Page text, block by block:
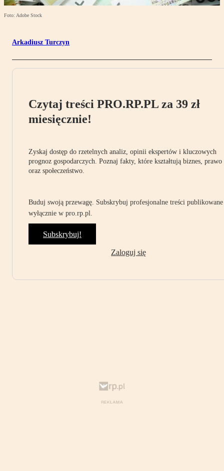
Foto: Adobe Stock
Arkadiusz Turczyn
Czytaj treści PRO.RP.PL za 39 zł
miesięcznie!
Zyskaj dostęp do rzetelnych analiz, opinii ekspertów i kluczowych
prognoz gospodarczych. Poznaj fakty, które kształtują biznes, prawo
oraz społeczeństwo.
Buduj swoją przewagę. Subskrybuj profesjonalne treści publikowane
wyłącznie w pro.rp.pl.
Subskrybuj!
Zaloguj się